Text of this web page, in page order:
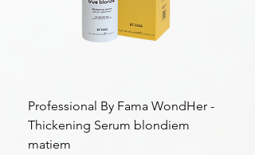
Professional By Fama WondHer -
Thickening Serum blondiem
matiem